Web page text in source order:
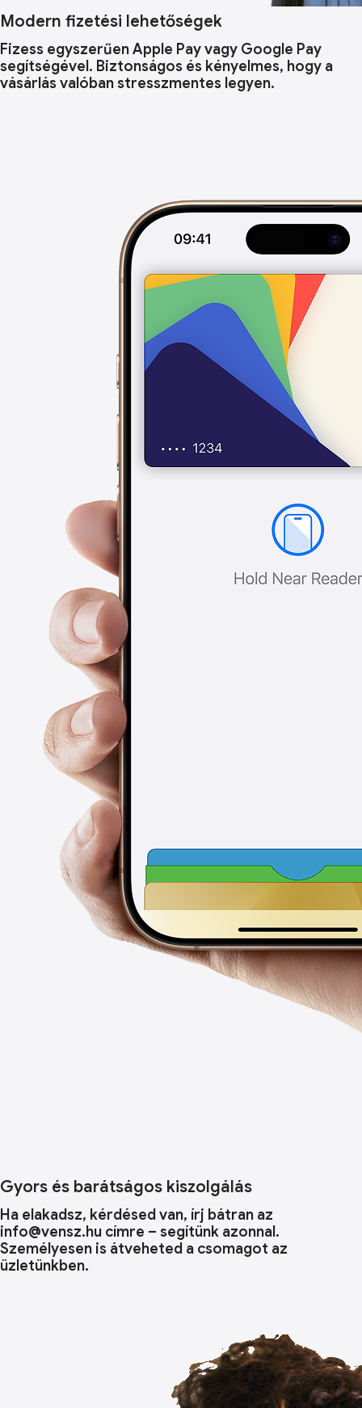
Modern fizetési lehetőségek
Fizess egyszerűen Apple Pay vagy Google Pay
segítségével. Biztonságos és kényelmes, hogy a
vásárlás valóban stresszmentes legyen.
Gyors és barátságos kiszolgálás
Ha elakadsz, kérdésed van, írj bátran az
info@vensz.hu címre – segítünk azonnal.
Személyesen is átveheted a csomagot az
üzletünkben.